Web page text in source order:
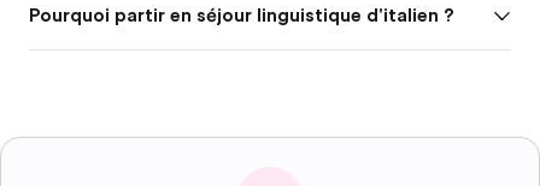
Pourquoi partir en séjour linguistique d'italien ?